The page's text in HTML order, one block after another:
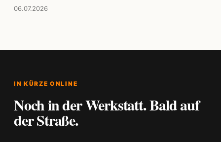
06.07.2026
IN KÜRZE ONLINE
Noch in der Werkstatt. Bald auf
der Straße.